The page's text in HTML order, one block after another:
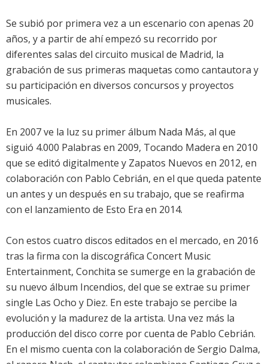
Se subió por primera vez a un escenario con apenas 20
años, y a partir de ahí empezó su recorrido por
diferentes salas del circuito musical de Madrid, la
grabación de sus primeras maquetas como cantautora y
su participación en diversos concursos y proyectos
musicales.
En 2007 ve la luz su primer álbum Nada Más, al que
siguió 4.000 Palabras en 2009, Tocando Madera en 2010
que se editó digitalmente y Zapatos Nuevos en 2012, en
colaboración con Pablo Cebrián, en el que queda patente
un antes y un después en su trabajo, que se reafirma
con el lanzamiento de Esto Era en 2014.
Con estos cuatro discos editados en el mercado, en 2016
tras la firma con la discográfica Concert Music
Entertainment, Conchita se sumerge en la grabación de
su nuevo álbum Incendios, del que se extrae su primer
single Las Ocho y Diez. En este trabajo se percibe la
evolución y la madurez de la artista. Una vez más la
producción del disco corre por cuenta de Pablo Cebrián.
En el mismo cuenta con la colaboración de Sergio Dalma,